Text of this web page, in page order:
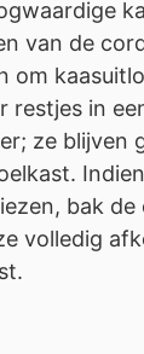
van de
om
restjes in
ze blijven
bak de
volledig